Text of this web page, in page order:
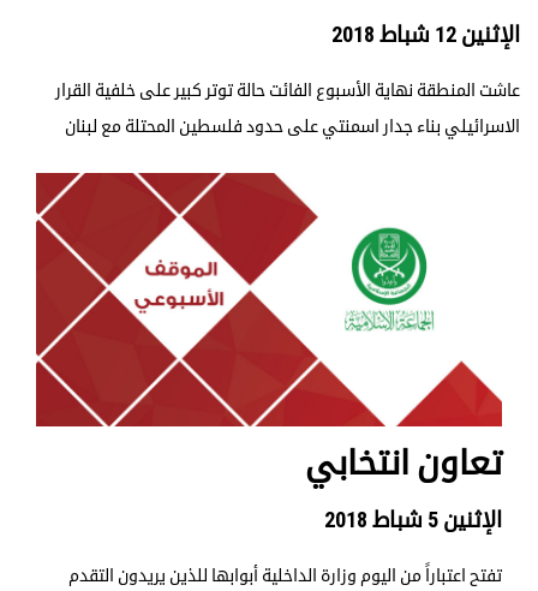
الإثنين 12 شباط 2018
عاشت المنطقة نهاية الأسبوع الفائت حالة توتر كبير على خلفية القرار
الاسرائيلي بناء جدار اسمنتي على حدود فلسطين المحتلة مع لبنان
تعاون انتخابي
الإثنين 5 شباط 2018
تفتح اعتباراً من اليوم وزارة الداخلية أبوابها للذين يريدون التقدم